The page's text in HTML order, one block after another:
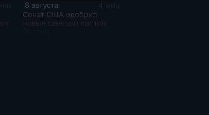
8 августа
Сенат США одобрил